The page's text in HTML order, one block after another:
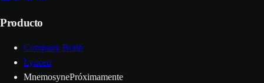
Producto
Company Brain
Lynceo
MnemosynePróximamente